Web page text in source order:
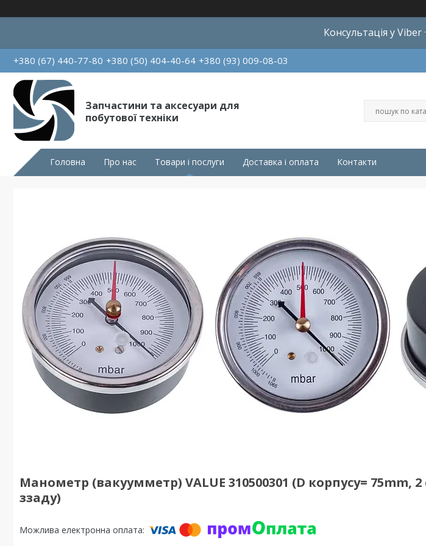
Консультація у
+380 (67) 440-77-80 +380 (50) 404-40-64 +380 (93) 009-08-03
Запчастини та аксесуари для
побутової техніки
Головна Про нас Товари і послуги Доставка і оплата Контакти
Манометр (вакуумметр) VALUE 310500301 (D корпусу= 75mm,
ззаду)